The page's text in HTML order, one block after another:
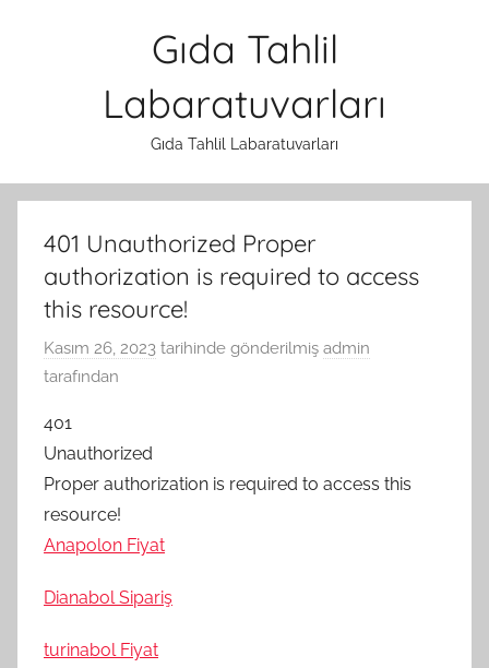
Gıda Tahlil
Labaratuvarları
Gıda Tahlil Labaratuvarları
401 Unauthorized Proper
authorization is required to access
this resource!
Kasım 26, 2023 tarihinde gönderilmiş admin
tarafından
401
Unauthorized
Proper authorization is required to access this
resource!
Anapolon Fiyat
Dianabol Sipariş
turinabol Fiyat